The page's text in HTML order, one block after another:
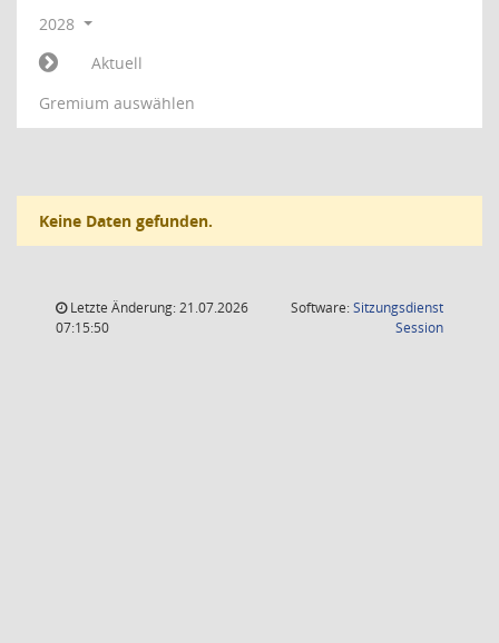
2028
Aktuell
Gremium auswählen
Keine Daten gefunden.
Letzte Änderung: 21.07.2026
07:15:50
Software:Sitzungsdienst
Session(Wird in